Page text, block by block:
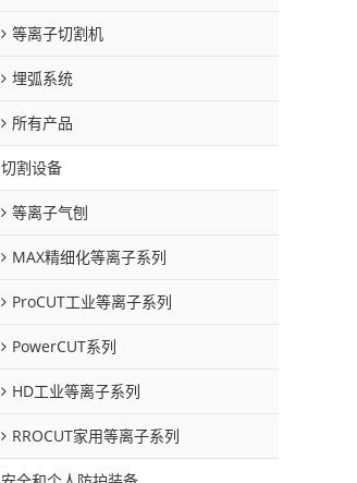
等离子切割机
埋弧系统
所有产品
切割设备
等离子气刨
MAX精细化等离子系列
ProCUT工业等离子系列
PowerCUT系列
HD工业等离子系列
RROCUT家用等离子系列